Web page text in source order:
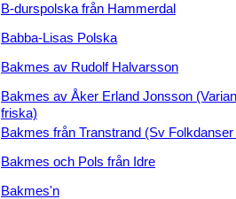
B-durspolska från Hammerdal
Babba-Lisas Polska
Bakmes av Rudolf Halvarsson
Bakmes av Åker Erland Jonsson
friska)
Bakmes från Transtrand (Sv
Bakmes och Pols från Idre
Bakmes'n